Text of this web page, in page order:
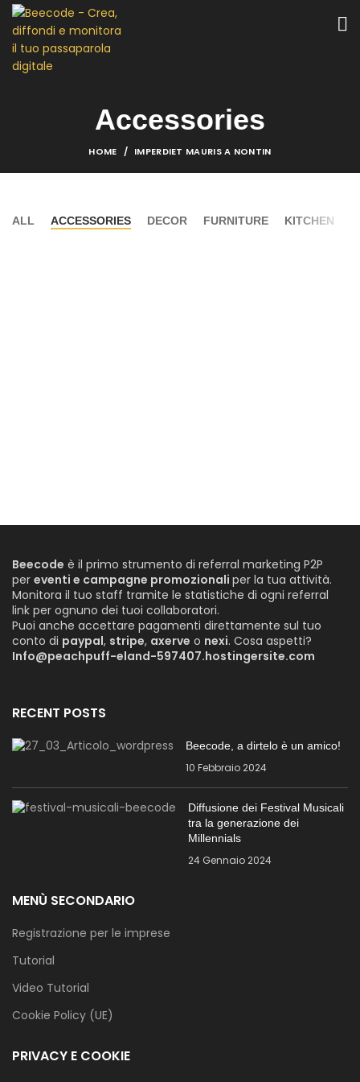
Accessories
HOME IMPERDIET MAURIS A NONTIN
ALL ACCESSORIES DECOR FURNITURE KITCHEN
Beecode è il primo strumento di referral marketing P2P
per eventi e campagne promozionali per la tua attività.
Monitora il tuo staff tramite le statistiche di ogni referral
link per ognuno dei tuoi collaboratori.
Puoi anche accettare pagamenti direttamente sul tuo
conto di paypal, stripe, axerve o nexi. Cosa aspetti?
Info@peachpuff-eland-597407.hostingersite.com
RECENT POSTS
Beecode, a dirtelo è un amico!
10 Febbraio 2024
Diffusione dei Festival Musicali
tra la generazione dei
Millennials
24 Gennaio 2024
MENÙ SECONDARIO
Registrazione per le imprese
Tutorial
Video Tutorial
Cookie Policy (UE)
PRIVACY E COOKIE